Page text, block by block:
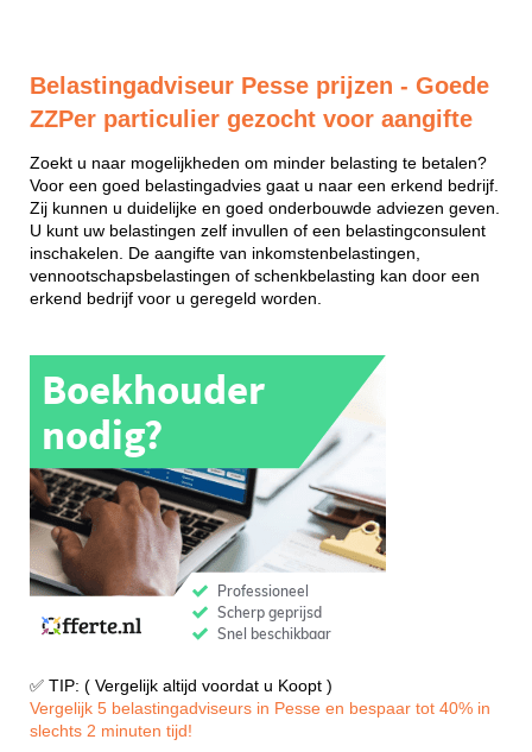
Belastingadviseur Pesse prijzen - Goede
ZZPer particulier gezocht voor aangifte
Zoekt u naar mogelijkheden om minder belasting te betalen?
Voor een goed belastingadvies gaat u naar een erkend bedrijf.
Zij kunnen u duidelijke en goed onderbouwde adviezen geven.
U kunt uw belastingen zelf invullen of een belastingconsulent
inschakelen. De aangifte van inkomstenbelastingen,
vennootschapsbelastingen of schenkbelasting kan door een
erkend bedrijf voor u geregeld worden.
✅ TIP: ( Vergelijk altijd voordat u Koopt )
Vergelijk 5 belastingadviseurs in Pesse en bespaar tot 40% in
slechts 2 minuten tijd!